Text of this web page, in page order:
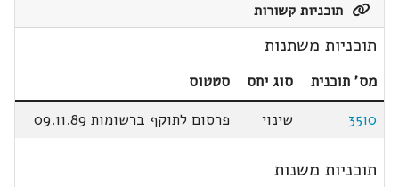
תוכניות קשורות
תוכניות משתנות
מס' תוכנית סוג יחס
סטטוס
3510
שינוי פרסום לתוקף ברשומות 09.11.89
תוכניות משנות